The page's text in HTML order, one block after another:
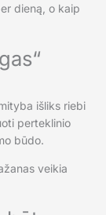
dieną, o kaip
išliks riebi
perteklinio
būdo.
veikia